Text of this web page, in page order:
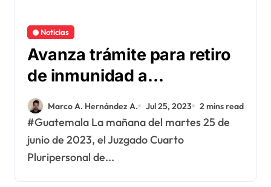
Noticias
Avanza trámite para retiro
de inmunidad a
funcionarios
Marco A. Hernández A. Jul 25, 2023 2 mins read
#Guatemala La mañana del martes 25 de
junio de 2023, el Juzgado Cuarto
Pluripersonal de...